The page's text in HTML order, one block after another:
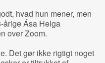
hvad hun mener, men
årige Ása Helga
over Zoom.
Det gør ikke rigtigt noget